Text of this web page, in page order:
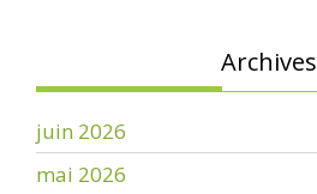
Archives
juin 2026
mai 2026